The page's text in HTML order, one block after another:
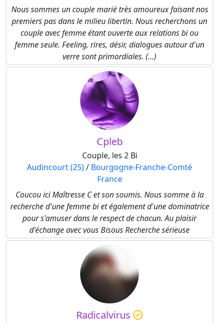
Nous sommes un couple marié très amoureux faisant nos
premiers pas dans le milieu libertin. Nous recherchons un
couple avec femme étant ouverte aux relations bi ou
femme seule. Feeling, rires, désir, dialogues autour d'un
verre sont primordiales. (...)
Cpleb
Couple, les 2 Bi
Audincourt (25)/ Bourgogne-Franche-Comté
France
Coucou ici Maîtresse C et son soumis. Nous somme à la
recherche d'une femme bi et également d'une dominatrice
pour s'amuser dans le respect de chacun. Au plaisir
d'échange avec vous Bisous Recherche sérieuse
Radicalvirus